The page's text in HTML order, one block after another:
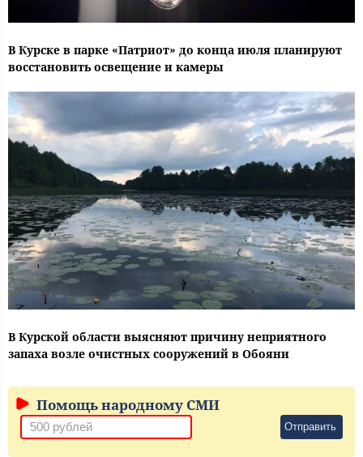
В Курске в парке «Патриот» до конца июля планируют
восстановить освещение и камеры
В Курской области выясняют причину неприятного
запаха возле очистных сооружений в Обояни
Помощь народному СМИ
Отправить